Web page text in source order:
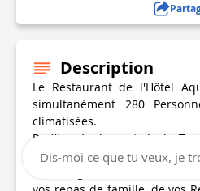
Description
Le Restaurant de l'Hôtel
simultanément 280
climatisées.
Profitez également de la
pourrez Déjeuner ou Dîner en
Pour l’organisation de vos
Dis-moi ce que tu veux, je